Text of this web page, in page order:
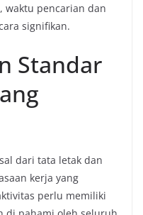
waktu pencarian dan
signifikan.
Standar
dari tata letak dan
kerja yang
perlu memiliki